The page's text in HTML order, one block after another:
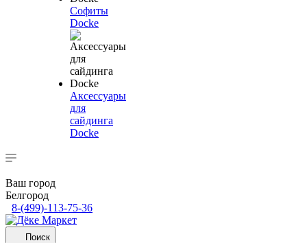
Софиты
Docke
Аксессуары
для
сайдинга
Docke
Ваш город
Белгород
8-(499)-113-75-36
Поиск